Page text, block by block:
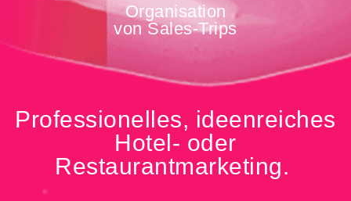
Organisation
von Sales-Trips
Professionelles, ideenreiches
Hotel- oder
Restaurantmarketing.